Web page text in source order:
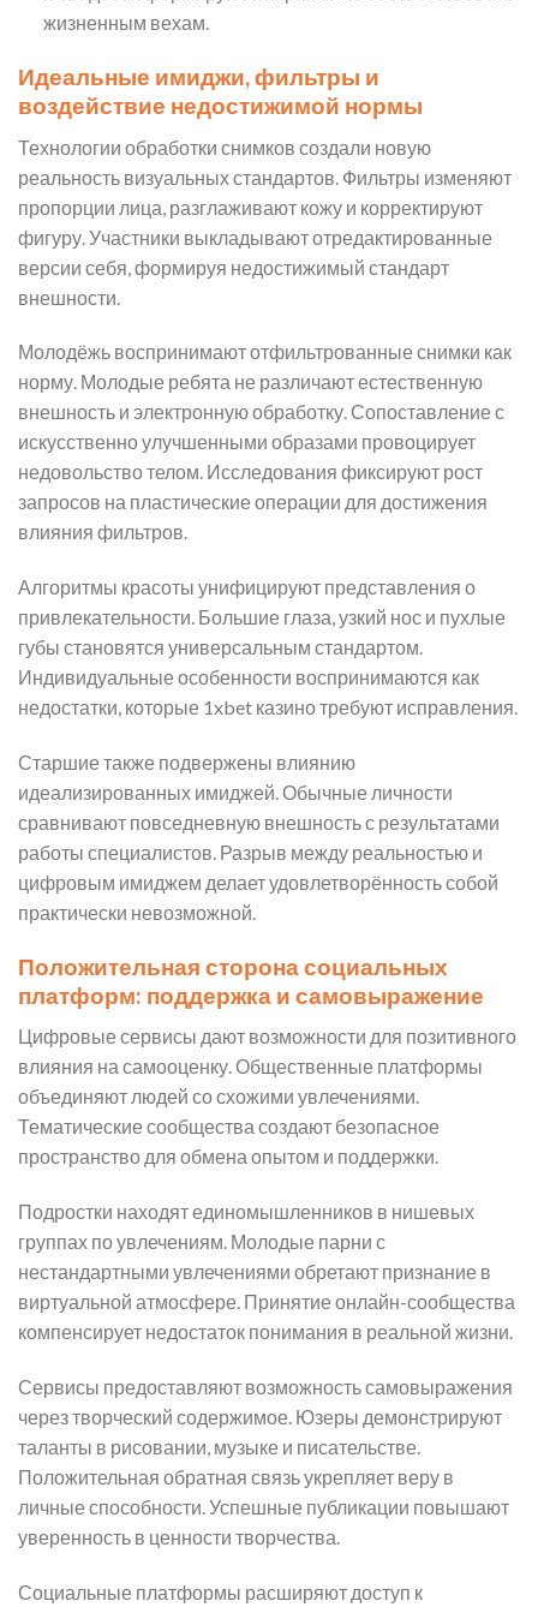
жизненным вехам.
Идеальные имиджи, фильтры и
воздействие недостижимой нормы
Технологии обработки снимков создали новую
реальность визуальных стандартов. Фильтры изменяют
пропорции лица, разглаживают кожу и корректируют
фигуру. Участники выкладывают отредактированные
версии себя, формируя недостижимый стандарт
внешности.
Молодёжь воспринимают отфильтрованные снимки как
норму. Молодые ребята не различают естественную
внешность и электронную обработку. Сопоставление с
искусственно улучшенными образами провоцирует
недовольство телом. Исследования фиксируют рост
запросов на пластические операции для достижения
влияния фильтров.
Алгоритмы красоты унифицируют представления о
привлекательности. Большие глаза, узкий нос и пухлые
губы становятся универсальным стандартом.
Индивидуальные особенности воспринимаются как
недостатки, которые 1xbet казино требуют исправления.
Старшие также подвержены влиянию
идеализированных имиджей. Обычные личности
сравнивают повседневную внешность с результатами
работы специалистов. Разрыв между реальностью и
цифровым имиджем делает удовлетворённость собой
практически невозможной.
Положительная сторона социальных
платформ: поддержка и самовыражение
Цифровые сервисы дают возможности для позитивного
влияния на самооценку. Общественные платформы
объединяют людей со схожими увлечениями.
Тематические сообщества создают безопасное
пространство для обмена опытом и поддержки.
Подростки находят единомышленников в нишевых
группах по увлечениям. Молодые парни с
нестандартными увлечениями обретают признание в
виртуальной атмосфере. Принятие онлайн-сообщества
компенсирует недостаток понимания в реальной жизни.
Сервисы предоставляют возможность самовыражения
через творческий содержимое. Юзеры демонстрируют
таланты в рисовании, музыке и писательстве.
Положительная обратная связь укрепляет веру в
личные способности. Успешные публикации повышают
уверенность в ценности творчества.
Социальные платформы расширяют доступ к